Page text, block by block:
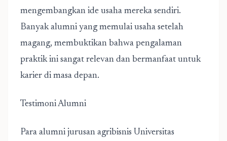
mengembangkan ide usaha mereka sendiri.
Banyak alumni yang memulai usaha setelah
magang, membuktikan bahwa pengalaman
praktik ini sangat relevan dan bermanfaat untuk
karier di masa depan.
Testimoni Alumni
Para alumni jurusan agribisnis Universitas